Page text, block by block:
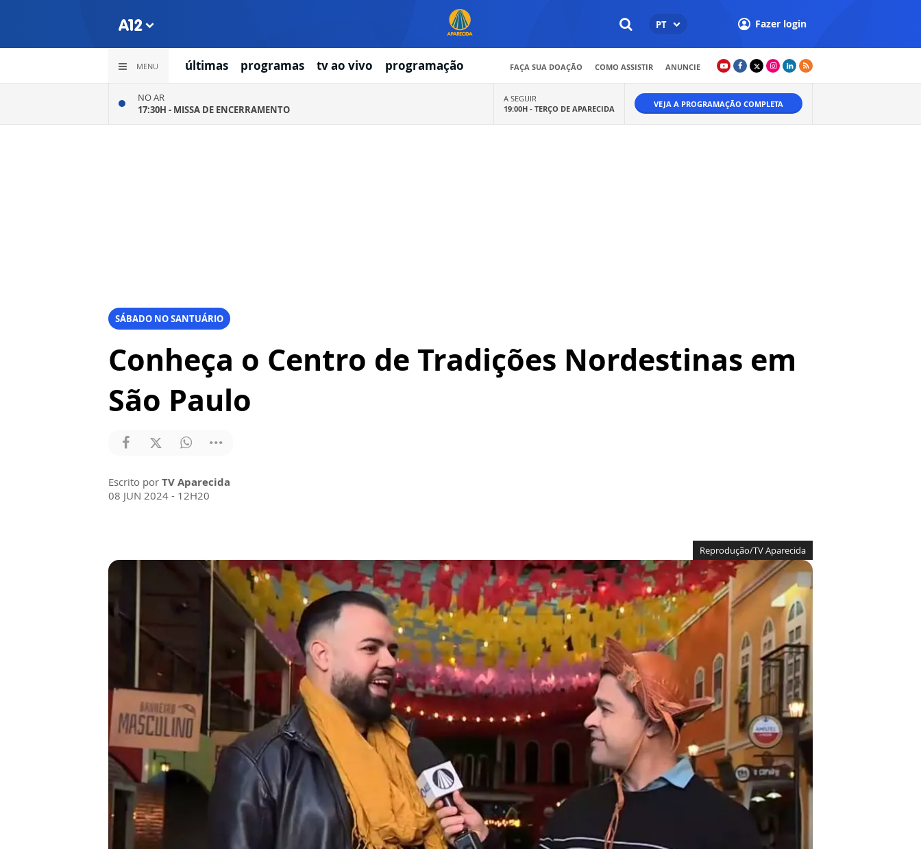
PT Fazer login
MENU últimas programas tv ao vivo programação FAÇA SUA DOAÇÃO COMO ASSISTIR ANUNCIE
NO AR
17:30H - MISSA DE ENCERRAMENTO
A SEGUIR
19:00H - TERÇO DE APARECIDA VEJA A PROGRAMAÇÃO COMPLETA
SÁBADO NO SANTUÁRIO
Conheça o Centro de Tradições Nordestinas em
São Paulo
Escrito por TV Aparecida
08 JUN 2024 - 12H20
Reprodução/TV Aparecida